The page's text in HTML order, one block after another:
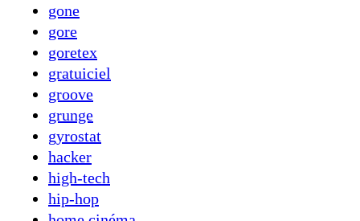
gone
gore
goretex
gratuiciel
groove
grunge
gyrostat
hacker
high-tech
hip-hop